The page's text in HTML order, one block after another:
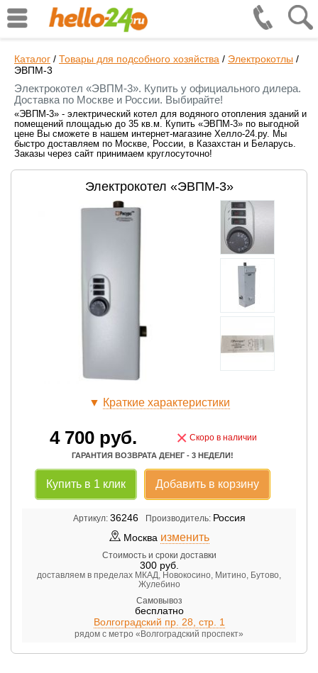
Каталог / Товары для подсобного хозяйства / Электрокотлы /
ЭВПМ-3
Электрокотел «ЭВПМ-3». Купить у официального дилера.
Доставка по Москве и России. Выбирайте!
«ЭВПМ-3» - электрический котел для водяного отопления зданий и
помещений площадью до 35 кв.м. Купить «ЭВПМ-3» по выгодной
цене Вы сможете в нашем интернет-магазине Хелло-24.ру. Мы
быстро доставляем по Москве, России, в Казахстан и Беларусь.
Заказы через сайт принимаем круглосуточно!
Электрокотел «ЭВПМ-3»
▼ Краткие характеристики
4 700руб. × Скоро в наличии
ГАРАНТИЯ ВОЗВРАТА ДЕНЕГ - 3 НЕДЕЛИ!
Купить в 1 клик Добавить в корзину
Артикул: 36246 Производитель: Россия
Москва изменить
Стоимость и сроки доставки
300руб.
доставляем в пределах МКАД, Новокосино, Митино, Бутово,
Жулебино
Самовывоз
бесплатно
Волгоградский пр. 28, стр. 1
рядом с метро «Волгоградский проспект»